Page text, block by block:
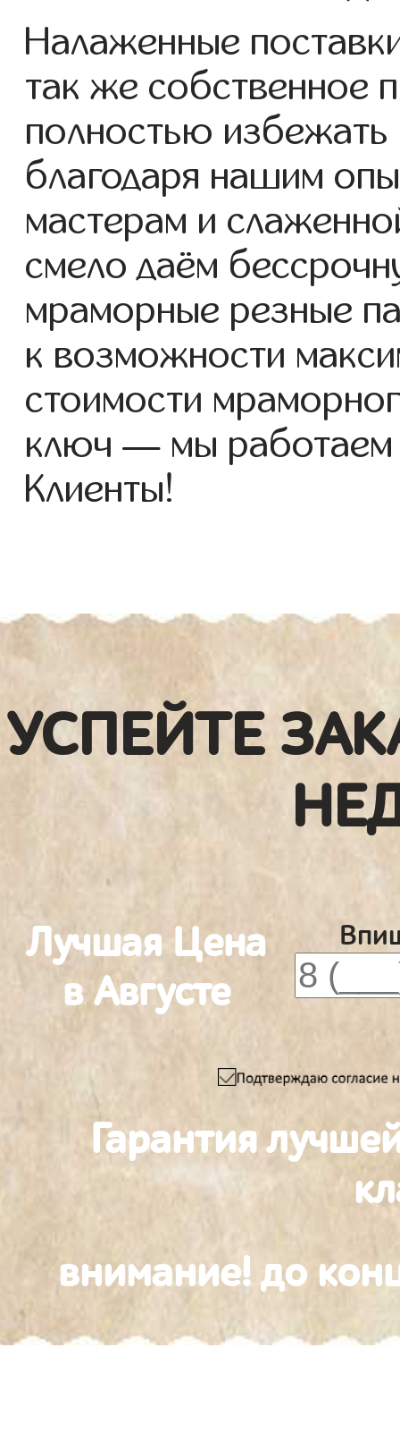
Налаженные
так же собственное
полностью
благодаря нашим
мастерам и
смело даём
мраморные резные
к возможности
стоимости
ключ — мы
Клиенты!
УСПЕЙТЕ
Лучшая Цена
в Августе
Гарантия
внимание! до